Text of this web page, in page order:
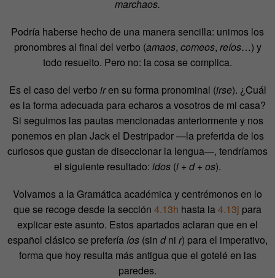
marchaos.
Podría haberse hecho de una manera sencilla: unimos los
pronombres al final del verbo (amaos, comeos, reíos…) y
todo resuelto. Pero no: la cosa se complica.
Es el caso del verbo iren su forma pronominal (irse). ¿Cuál
es la forma adecuada para echaros a vosotros de mi casa?
Si seguimos las pautas mencionadas anteriormente y nos
ponemos en plan Jack el Destripador —la preferida de los
curiosos que gustan de diseccionar la lengua—, tendríamos
el siguiente resultado: idos (i + d + os).
Volvamos a la Gramática académica y centrémonos en lo
que se recoge desde la sección 4.13h hasta la4.13j para
explicar este asunto. Estos apartados aclaran que en el
español clásico se prefería íos (sin dni r) para el imperativo,
forma que hoy resulta más antigua que el gotelé en las
paredes.